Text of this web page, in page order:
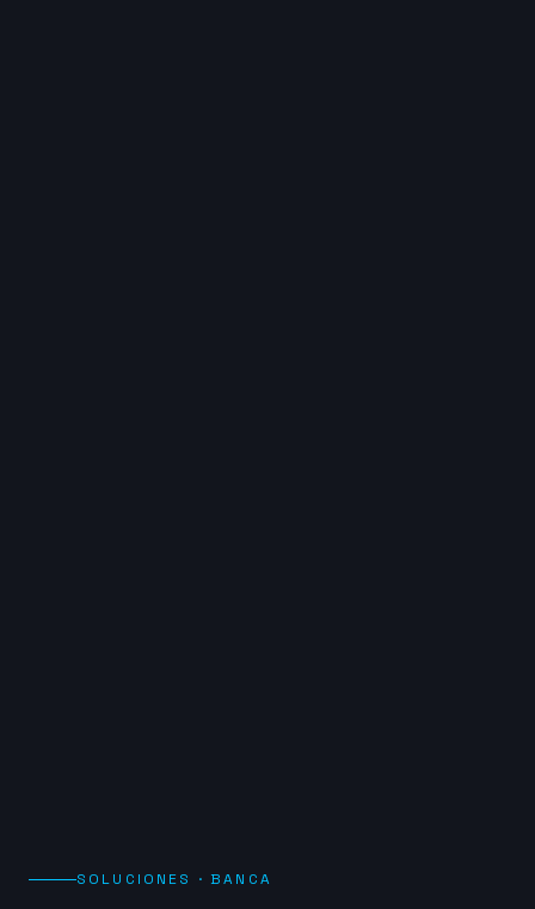
SOLUCIONES · BANCA